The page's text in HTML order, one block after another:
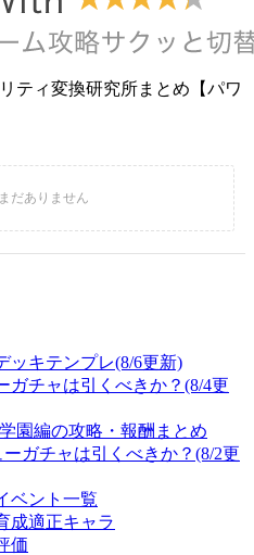
ティ変換研究所まとめ【パワ
ッキテンプレ(8/6更新)
ガチャは引くべきか？(8/4更
園編の攻略・報酬まとめ
ガチャは引くべきか？(8/2更
ベント一覧
成適正キャラ
価